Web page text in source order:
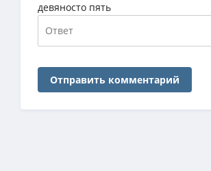
девяносто пять
Отправить комментарий